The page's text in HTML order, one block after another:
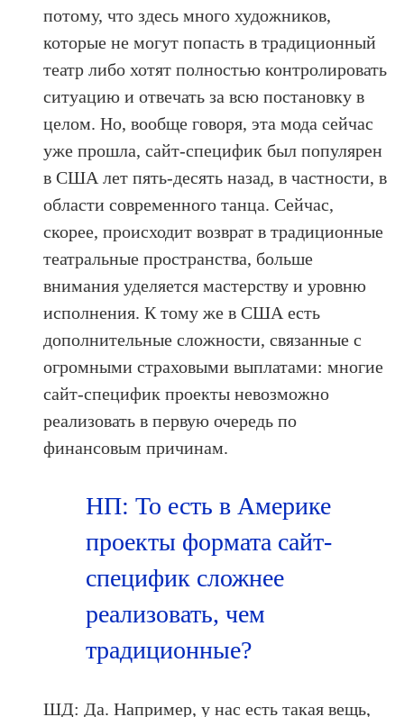
потому, что здесь много художников,
которые не могут попасть в традиционный
театр либо хотят полностью контролировать
ситуацию и отвечать за всю постановку в
целом. Но, вообще говоря, эта мода сейчас
уже прошла, сайт-специфик был популярен
в США лет пять-десять назад, в частности, в
области современного танца. Сейчас,
скорее, происходит возврат в традиционные
театральные пространства, больше
внимания уделяется мастерству и уровню
исполнения. К тому же в США есть
дополнительные сложности, связанные с
огромными страховыми выплатами: многие
сайт-специфик проекты невозможно
реализовать в первую очередь по
финансовым причинам.
НП: То есть в Америке
проекты формата сайт-
специфик сложнее
реализовать, чем
традиционные?
ШД: Да. Например, у нас есть такая вещь,